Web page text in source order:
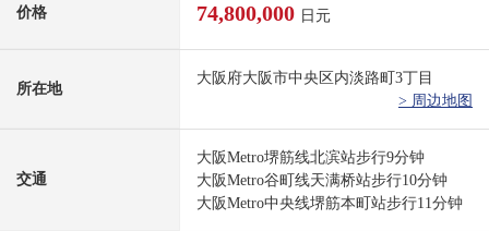
价格 74,800,000 日元
所在地
大阪府大阪市中央区内淡路町3丁目
> 周边地图
交通
大阪Metro堺筋线北滨站步行9分钟
大阪Metro谷町线天满桥站步行10分钟
大阪Metro中央线堺筋本町站步行11分钟